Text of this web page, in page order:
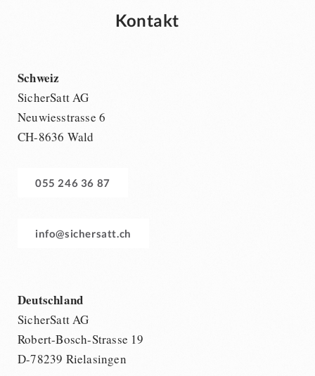
Kontakt
Schweiz
SicherSatt AG
Neuwiesstrasse 6
CH-8636 Wald
055 246 36 87
info@sichersatt.ch
Deutschland
SicherSatt AG
Robert-Bosch-Strasse 19
D-78239 Rielasingen